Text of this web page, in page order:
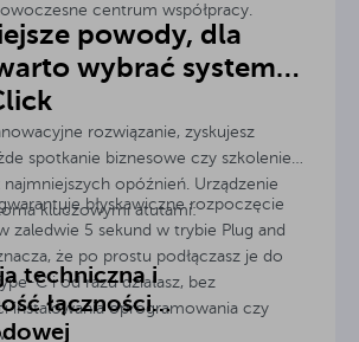
centrum współpracy.
powody, dla
wybrać system
rozwiązanie, zyskujesz
spotkanie biznesowe czy szkolenie
opóźnień. Urządzenie
kluczowymi atutami:
błyskawiczne rozpoczęcie
zaledwie 5 sekund w trybie Plug and
że po prostu podłączasz je do
C i od razu działasz, bez
instalowania oprogramowania czy
techniczna i
łączności